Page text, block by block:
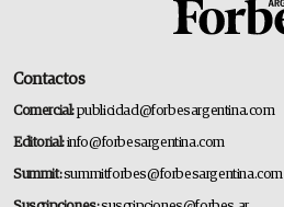
Contactos
Comercial:publicidad@forbesargentina.com
Editorial:info@forbesargentina.com
Summit:summitforbes@forbesargentina.com